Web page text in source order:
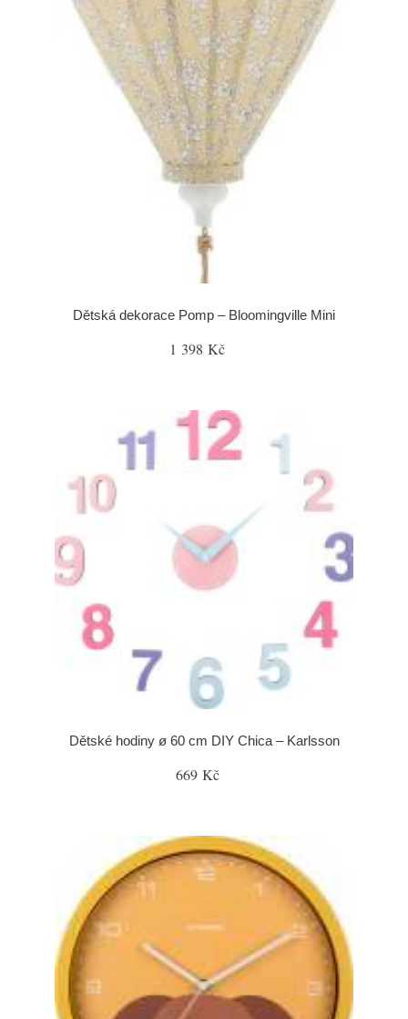
Dětská dekorace Pomp – Bloomingville Mini
1 398 Kč
Dětské hodiny ø 60 cm DIY Chica – Karlsson
669 Kč